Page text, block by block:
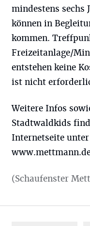
mindestens sechs
können in
kommen.
Freizeitanlage/
entstehen keine
ist nicht
Weitere Infos
Stadtwaldkids
Internetseite unter
(Schaufenster